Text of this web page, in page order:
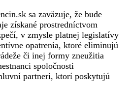
sa zaväzuje, že bude
získané prostredníctvom
v zmysle platnej legislatívy
opatrenia, ktoré eliminujú
či inej formy zneužitia
spoločnosti
partneri, ktorí poskytujú